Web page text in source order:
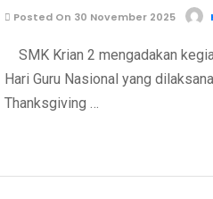
Posted On 30 November 2025
SMK Krian 2 mengadakan
Hari Guru Nasional yang
Thanksgiving …